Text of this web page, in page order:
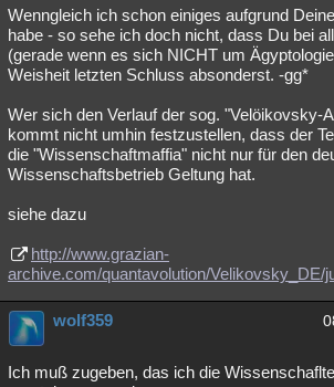
Astronomie Helpdesk Gruppen
Musik Clash Verbesserungen
Besucht Teilgenommen Alle Neue
Lesenswert Schlüsselwörter
Wenngleich ich schon einiges aufgrund
habe - so sehe ich doch nicht, dass Du bei
(gerade wenn es sich NICHT um
Weisheit letzten Schluss absonderst. -gg*
Wer sich den Verlauf der sog. "Velöikovsky-
kommt nicht umhin festzustellen, dass der
die "Wissenschaftmaffia" nicht nur für den
Wissenschaftsbetrieb Geltung hat.
siehe dazu
http://www.grazian-
archive.com/quantavolution/Velikovsky_DE/
wolf359
Ich muß zugeben, das ich die